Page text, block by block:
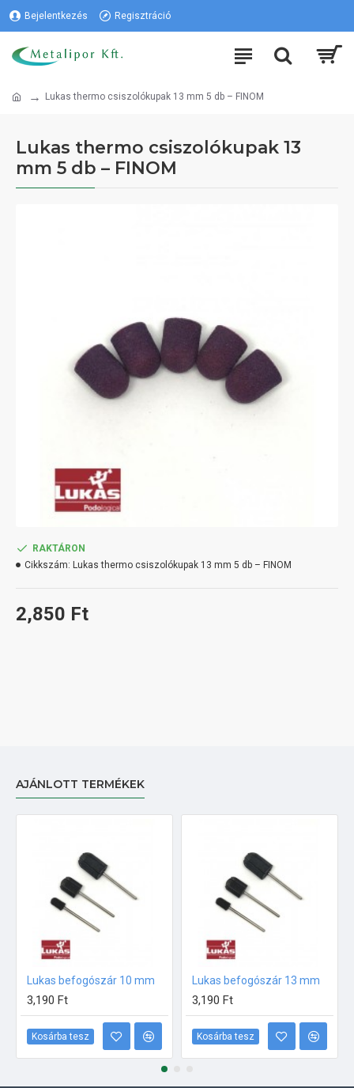
Bejelentkezés Regisztráció
Lukas thermo csiszolókupak 13 mm 5 db – FINOM
Lukas thermo csiszolókupak 13
mm 5 db – FINOM
2,850 Ft
RAKTÁRON
Cikkszám: Lukas thermo csiszolókupak 13 mm 5 db – FINOM
AJÁNLOTT TERMÉKEK
Lukas befogószár 10 mm
3,190 Ft
Kosárba tesz
Lukas befogószár 13 mm
3,190 Ft
Kosárba tesz